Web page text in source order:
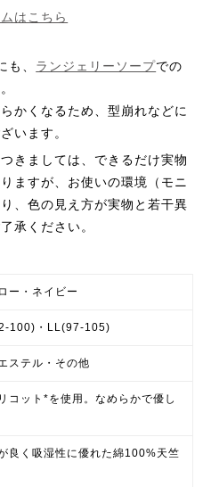
はこちら
も、 ランジェリーソープでの
かくなるため、型崩れなどに
います。
きましては、できるだけ実物
ますが、お使いの環境（モニ
、色の見え方が実物と若干異
承ください。
ー・ネイビー
100)・LL(97-105)
ステル・その他
コット*を使用。なめらかで優し
良く吸湿性に優れた綿100%天竺